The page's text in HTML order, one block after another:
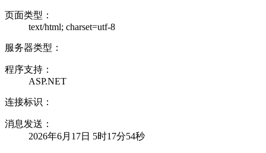
页面类型：
text/html; charset=utf-8
服务器类型：
程序支持：
ASP.NET
连接标识：
消息发送：
2026年6月17日 5时17分54秒